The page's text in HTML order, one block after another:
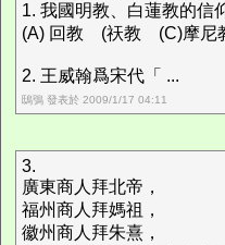
1. 我國明教、白蓮教的信
(A) 回教 (祆教 (C)摩尼
2. 王威翰爲宋代「 ...
鴟鴞 發表於 2009/1/17 04:11
3.
廣東商人拜北帝，
福州商人拜媽祖，
徽州商人拜朱熹，